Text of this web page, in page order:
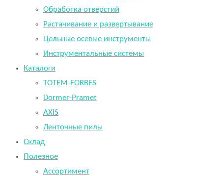
Обработка отверстий
Растачивание и развертывание
Цельные осевые инструменты
Инструментальные системы
Каталоги
TOTEM-FORBES
Dormer-Pramet
AXIS
Ленточные пилы
Склад
Полезное
Ассортимент